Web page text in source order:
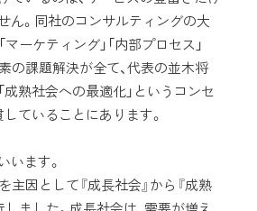
ん。同社のコンサルティングの大
マーケティング」「内部プロセス」
素の課題解決が全て、代表の並木将
成熟社会への最適化」というコンセ
ていることにあります。
ます。
主因として『成長社会』から『成熟